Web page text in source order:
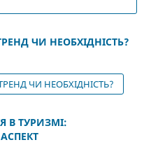
ЧИ НЕОБХІДНІСТЬ?
ЧИ НЕОБХІДНІСТЬ?
В ТУРИЗМІ: